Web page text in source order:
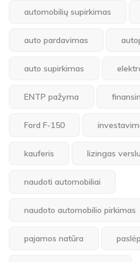
automobilių supirkimas
auto pardavimas
auto supirkimas
ENTP pažyma
Ford F-150
kauferis lizingas
naudoti automobiliai
naudoto automobilio pirkimas
pajamos natūra